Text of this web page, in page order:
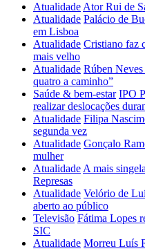
Atualidade Ator Rui de
Atualidade Palácio de
em Lisboa
Atualidade Cristiano faz
mais velho
Atualidade Rúben
quatro a caminho”
Saúde & bem-estar IPO
realizar deslocações
Atualidade Filipa
segunda vez
Atualidade Gonçalo
mulher
Atualidade A mais
Represas
Atualidade Velório de
aberto ao público
Televisão Fátima Lopes
SIC
Atualidade Morreu Luís